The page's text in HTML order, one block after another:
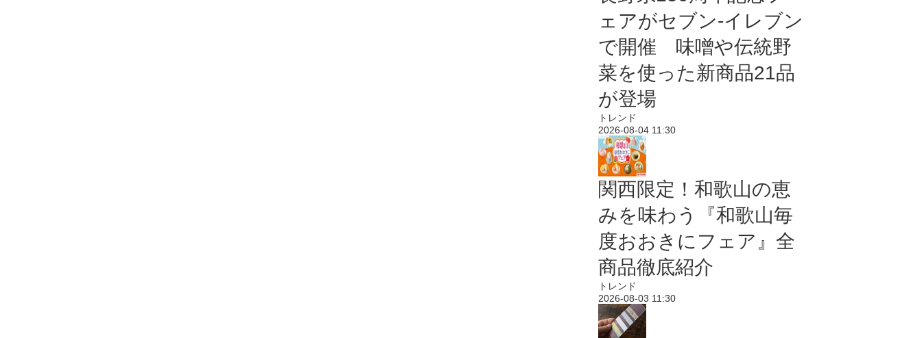
ェアがセブン-イレブン
で開催 味噌や伝統野
菜を使った新商品21品
が登場
トレンド
2026-08-04 11:30
関西限定！和歌山の恵
みを味わう『和歌山毎
度おおきにフェア』全
商品徹底紹介
トレンド
2026-08-03 11:30